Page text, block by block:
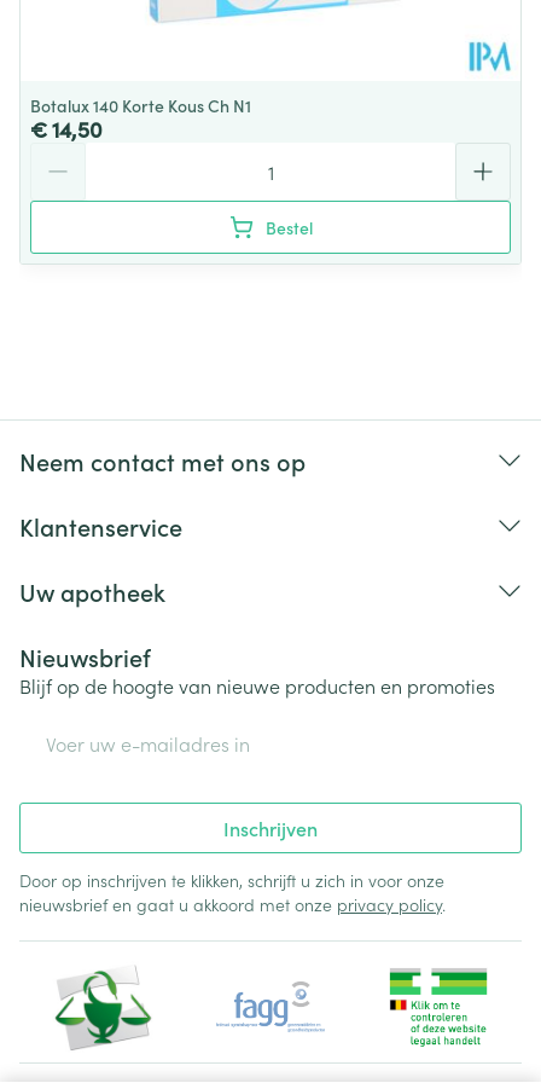
Botalux 140 Korte Kous Ch N1
€ 14,50
Bestel
Neem contact met ons op
Klantenservice
Uw apotheek
Nieuwsbrief
Blijf op de hoogte van nieuwe producten en promoties
Inschrijven
Door op inschrijven te klikken, schrijft u zich in voor onze
nieuwsbrief en gaat u akkoord met onze privacy policy.